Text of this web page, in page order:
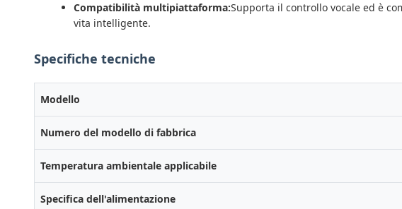
Compatibilità multipiattaforma:Supporta il controllo vocale ed è
vita intelligente.
Specifiche tecniche
Modello
Numero del modello di fabbrica
Temperatura ambientale applicabile
Specifica dell'alimentazione